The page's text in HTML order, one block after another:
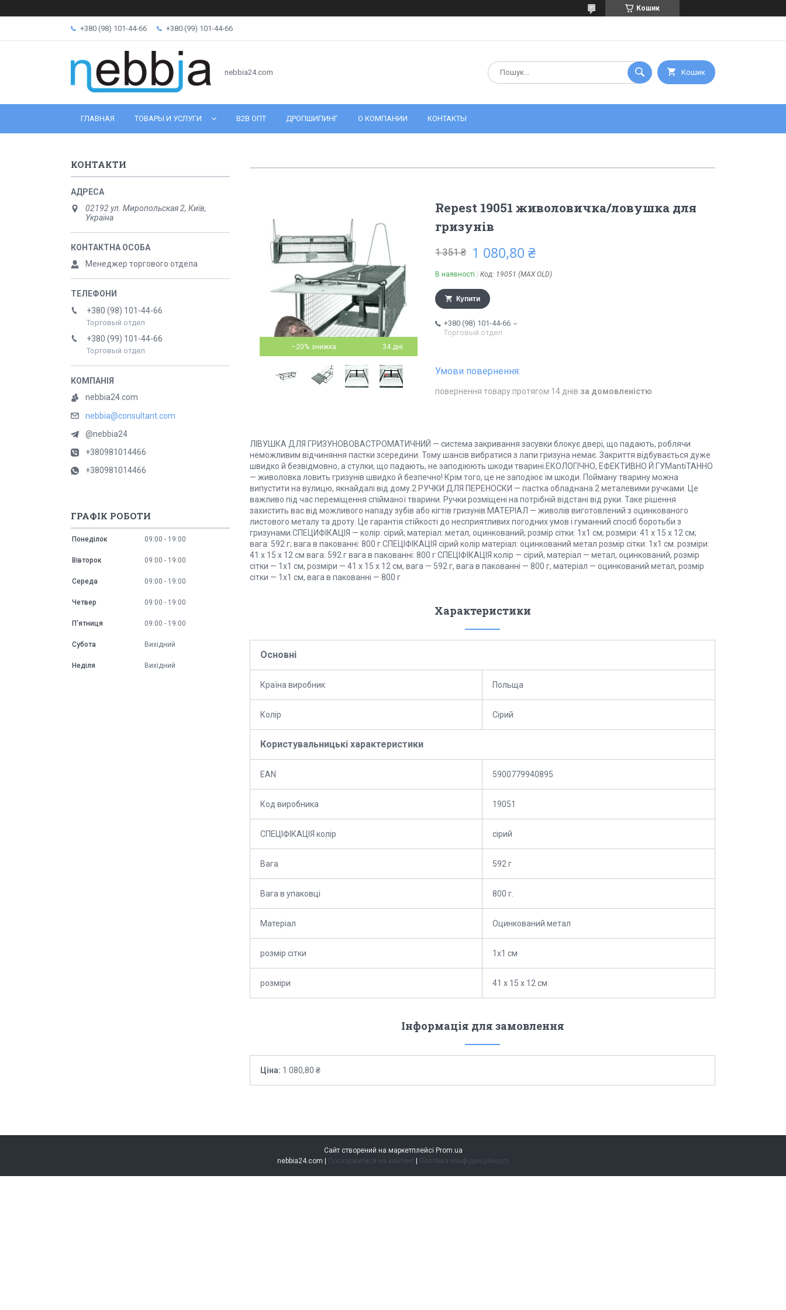
Кошик
+380 (98) 101-44-66 +380 (99) 101-44-66
nebbia24.com Кошик
ГЛАВНАЯ ТОВАРЫ И УСЛУГИ B2B ОПТ ДРОПШИПИНГ О КОМПАНИИ КОНТАКТЫ
–20% 34 дні
Repest 19051 живоловичка/ловушка для
гризунів
1 351 ₴ 1 080,80 ₴
В наявності Код: 19051 (MAX OLD)
Купити
+380 (98) 101-44-66
Торговый отдел
повернення товару протягом 14 днів за домовленістю
ЛІВУШКА ДЛЯ ГРИЗУНОВОВАСТРОМАТИЧНИЙ — система закривання засувки блокує двері, що падають, роблячи
неможливим відчиняння пастки зсередини. Тому шансів вибратися з лапи гризуна немає. Закриття відбувається дуже
швидко й безвідмовно, а стулки, що падають, не заподіюють шкоди тварині.ЕКОЛОГІЧНО, ЕФЕКТИВНО Й ГУМantiТАННО
— живоловка ловить гризунів швидко й безпечно! Крім того, це не заподіює їм шкоди. Пойману тварину можна
випустити на вулицю, якнайдалі від дому.2 РУЧКИ ДЛЯ ПЕРЕНОСКИ — пастка обладнана 2 металевими ручками. Це
важливо під час переміщення спійманої тварини. Ручки розміщені на потрібній відстані від руки. Таке рішення
захистить вас від можливого нападу зубів або кігтів гризунів.МАТЕРІАЛ — живолів виготовлений з оцинкованого
листового металу та дроту. Це гарантія стійкості до несприятливих погодних умов і гуманний спосіб боротьби з
гризунами.СПЕЦИФІКАЦІЯ — колір: сірий; матеріал: метал, оцинкований; розмір сітки: 1х1 см; розміри: 41 х 15 х 12 см;
вага: 592 г; вага в пакованні: 800 г.СПЕЦІФІКАЦІЯ сірий колір матеріал: оцинкований метал розмір сітки: 1х1 см. розміри:
41 х 15 х 12 см вага: 592 г вага в пакованні: 800 г СПЕЦІФІКАЦІЯ колір — сірий, матеріал — метал, оцинкований, розмір
сітки — 1х1 см, розміри — 41 х 15 х 12 см, вага — 592 г, вага в пакованні — 800 г, матеріал — оцинкований метал, розмір
сітки — 1х1 см, вага в пакованні — 800 г
Характеристики
Основні
Країна виробник Польща
Колір Сірий
Користувальницькі характеристики
EAN 5900779940895
Код виробника 19051
СПЕЦІФІКАЦІЯ колір сірий
Вага 592 г
Вага в упаковці 800 г.
Матеріал Оцинкований метал
розмір сітки 1х1 см
розміри 41 х 15 х 12 см
Інформація для замовлення
Ціна: 1 080,80 ₴
КОНТАКТИ
02192 ул. Миропольская 2, Київ,
Україна
Менеджер торгового отдела
+380 (98) 101-44-66
Торговый отдел
+380 (99) 101-44-66
Торговый отдел
nebbia24.com
nebbia@consultant.com
@nebbia24
+380981014466
+380981014466
ГРАФІК РОБОТИ
Понеділок 09:00 19:00
Вівторок 09:00 19:00
Середа 09:00 19:00
Четвер 09:00 19:00
Пʼятниця 09:00 19:00
Субота Вихідний
Неділя Вихідний
Сайт створений на маркетплейсі Prom.ua
Поскаржитися на контент Політика конфіденційності